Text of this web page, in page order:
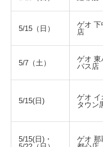
5/15（日）
ゲオ 下
店
5/7（土）
ゲオ 東
パス店
5/15(日)
ゲオ イ
タウン
5/15(日)・
ゲオ 那